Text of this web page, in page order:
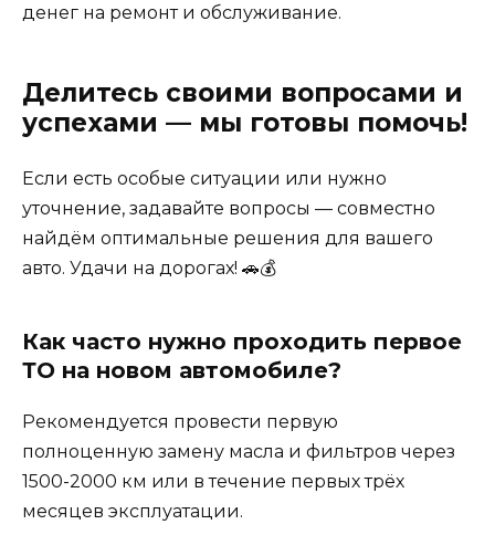
денег на ремонт и обслуживание.
Делитесь своими вопросами и
успехами — мы готовы помочь!
Если есть особые ситуации или нужно
уточнение, задавайте вопросы — совместно
найдём оптимальные решения для вашего
авто. Удачи на дорогах! 🚗💰
Как часто нужно проходить первое
ТО на новом автомобиле?
Рекомендуется провести первую
полноценную замену масла и фильтров через
1500-2000 км или в течение первых трёх
месяцев эксплуатации.